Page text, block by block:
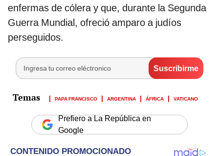
enfermas de cólera y que, durante la Segunda
Guerra Mundial, ofreció amparo a judíos
perseguidos.
PAPA FRANCISCO ARGENTINA ÁFRICA VATICANO
Prefiero a La República en
Google